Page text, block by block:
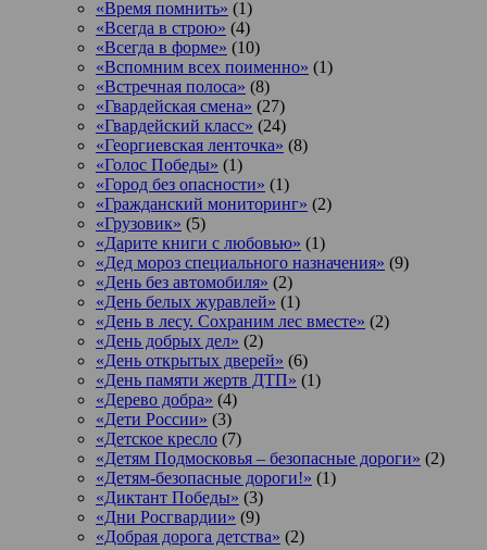
«Время помнить» (1)
«Всегда в строю» (4)
«Всегда в форме» (10)
«Вспомним всех поименно» (1)
«Встречная полоса» (8)
«Гвардейская смена» (27)
«Гвардейский класс» (24)
«Георгиевская ленточка» (8)
«Голос Победы» (1)
«Город без опасности» (1)
«Гражданский мониторинг» (2)
«Грузовик» (5)
«Дарите книги с любовью» (1)
«Дед мороз специального назначения» (9)
«День без автомобиля» (2)
«День белых журавлей» (1)
«День в лесу. Сохраним лес вместе» (2)
«День добрых дел» (2)
«День открытых дверей» (6)
«День памяти жертв ДТП» (1)
«Дерево добра» (4)
«Дети России» (3)
«Детское кресло (7)
«Детям Подмосковья – безопасные дороги» (2)
«Детям-безопасные дороги!» (1)
«Диктант Победы» (3)
«Дни Росгвардии» (9)
«Добрая дорога детства» (2)